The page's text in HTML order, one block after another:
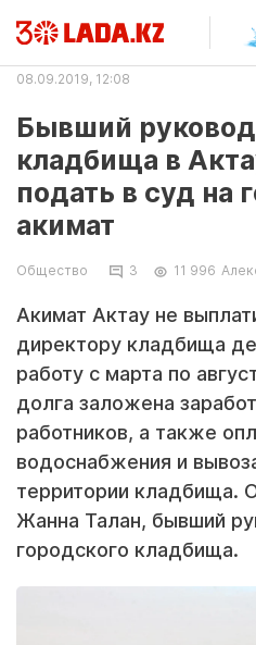
08.09.2019, 12:08
Бывший
кладбища в
подать в суд на
акимат
Общество 3 11 996
Акимат Актау не
директору кладбища
работу с марта по
долга заложена
работников, а также
водоснабжения и
территории кладбища.
Жанна Талан, бывший
городского кладбища.